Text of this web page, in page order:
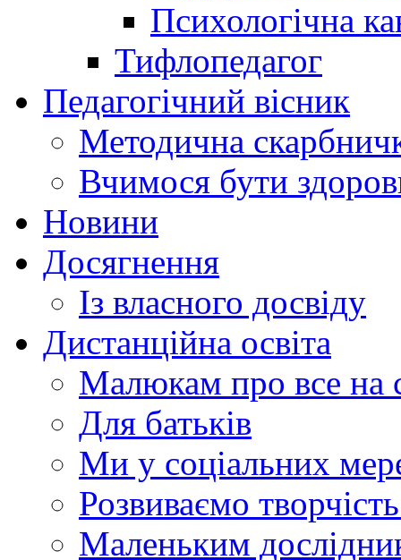
Психологічна
Тифлопедагог
Педагогічний вісник
Методична
Вчимося бути
Новини
Досягнення
Із власного досвіду
Дистанційна освіта
Малюкам про все на
Для батьків
Ми у соціальних
Розвиваємо
Маленьким